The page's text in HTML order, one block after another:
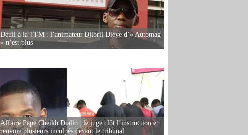
Deuil à la TFM : l’animateur Djibril Dièye d’« Automag
» n’est plus
Affaire Pape Cheikh Diallo : le juge clôt l’instruction et
renvoie plusieurs inculpés devant le tribunal